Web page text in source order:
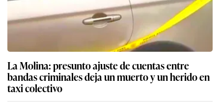
La Molina: presunto ajuste de cuentas entre
bandas criminales deja un muerto y un herido en
taxi colectivo